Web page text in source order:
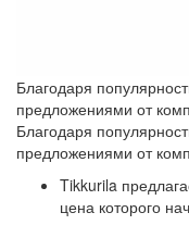
Благодаря
предложениями от
Благодаря
предложениями от
Tikkurila
цена которого